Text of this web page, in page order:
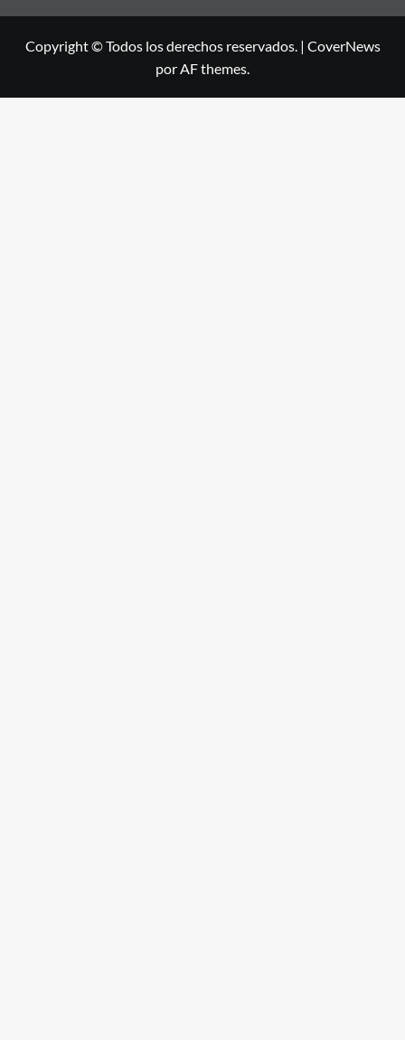
Copyright © Todos los derechos reservados. | CoverNews
por AF themes.